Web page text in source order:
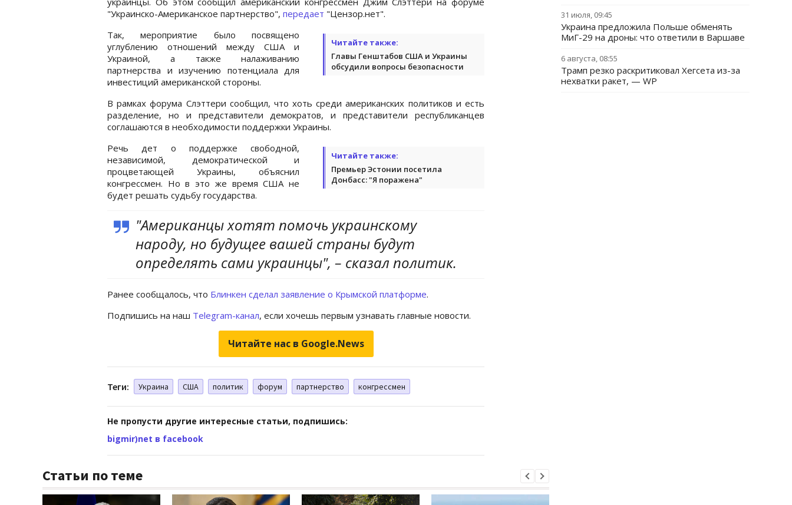
"Украинско-Американское партнерство", передает "Цензор.нет".
Читайте также:
Главы Генштабов США и Украины
обсудили вопросы безопасности
Так, мероприятие было посвящено
углублению отношений между США и
Украиной, а также налаживанию
партнерства и изучению потенциала для
инвестиций американской стороны.
В рамках форума Слэттери сообщил, что хоть среди американских политиков и есть
разделение, но и представители демократов, и представители республиканцев
соглашаются в необходимости поддержки Украины.
Читайте также:
Премьер Эстонии посетила
Донбасс: "Я поражена"
Речь дет о поддержке свободной,
независимой, демократической и
процветающей Украины, объяснил
конгрессмен. Но в это же время США не
будет решать судьбу государства.
"Американцы хотят помочь украинскому
народу, но будущее вашей страны будут
определять сами украинцы", – сказал политик.
Ранее сообщалось, что Блинкен сделал заявление о Крымской платформе.
Подпишись на наш Telegram-канал, если хочешь первым узнавать главные новости.
Читайте нас в Google.News
Теги: Украина США политик форум партнерство конгрессмен
Не пропусти другие интересные статьи, подпишись:
bigmir)net в facebook
Статьи по теме
31 июля, 09:45
Украина предложила Польше обменять
МиГ-29 на дроны: что ответили в Варшаве
6 августа, 08:55
Трамп резко раскритиковал Хегсета из-за
нехватки ракет, — WP